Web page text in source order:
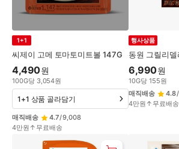
씨제이 고메 토마토미트볼 147G
1+1
4,490원
100G당 3,054원
매직배송 4.7/9,008
4만원↑무료배송
1+1 상품 골라담기
동원 그릴리
행사상품
6,990원
10G당 155원
매직배송
4.8/
4만원↑무료배송